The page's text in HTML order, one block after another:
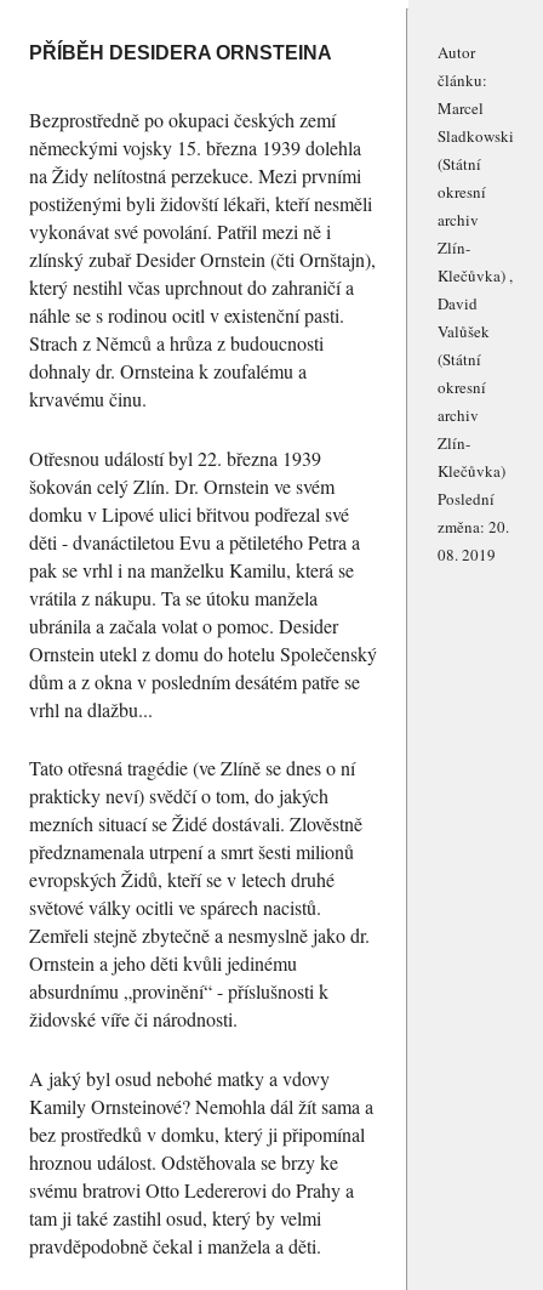
PŘÍBĚH DESIDERA ORNSTEINA
Bezprostředně po okupaci českých zemí
německými vojsky 15. března 1939 dolehla
na Židy nelítostná perzekuce. Mezi prvními
postiženými byli židovští lékaři, kteří nesměli
vykonávat své povolání. Patřil mezi ně i
zlínský zubař Desider Ornstein (čti Ornštajn),
který nestihl včas uprchnout do zahraničí a
náhle se s rodinou ocitl v existenční pasti.
Strach z Němců a hrůza z budoucnosti
dohnaly dr. Ornsteina k zoufalému a
krvavému činu.
Otřesnou událostí byl 22. března 1939
šokován celý Zlín. Dr. Ornstein ve svém
domku v Lipové ulici břitvou podřezal své
děti - dvanáctiletou Evu a pětiletého Petra a
pak se vrhl i na manželku Kamilu, která se
vrátila z nákupu. Ta se útoku manžela
ubránila a začala volat o pomoc. Desider
Ornstein utekl z domu do hotelu Společenský
dům a z okna v posledním desátém patře se
vrhl na dlažbu...
Tato otřesná tragédie (ve Zlíně se dnes o ní
prakticky neví) svědčí o tom, do jakých
mezních situací se Židé dostávali. Zlověstně
předznamenala utrpení a smrt šesti milionů
evropských Židů, kteří se v letech druhé
světové války ocitli ve spárech nacistů.
Zemřeli stejně zbytečně a nesmyslně jako dr.
Ornstein a jeho děti kvůli jedinému
absurdnímu provinění - příslušnosti k
židovské víře či národnosti.
A jaký byl osud nebohé matky a vdovy
Kamily Ornsteinové? Nemohla dál žít sama a
bez prostředků v domku, který ji připomínal
hroznou událost. Odstěhovala se brzy ke
svému bratrovi Otto Ledererovi do Prahy a
tam ji také zastihl osud, který by velmi
pravděpodobně čekal i manžela a děti.
Autor
článku:
Marcel
Sladkowski
(Státní
okresní
archiv
Zlín-
Klečůvka) ,
David
Valůšek
(Státní
okresní
archiv
Zlín-
Klečůvka)
Poslední
změna: 20.
08. 2019